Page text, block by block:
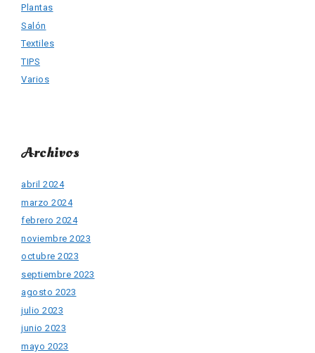
Plantas
Salón
Textiles
TIPS
Varios
Archivos
abril 2024
marzo 2024
febrero 2024
noviembre 2023
octubre 2023
septiembre 2023
agosto 2023
julio 2023
junio 2023
mayo 2023